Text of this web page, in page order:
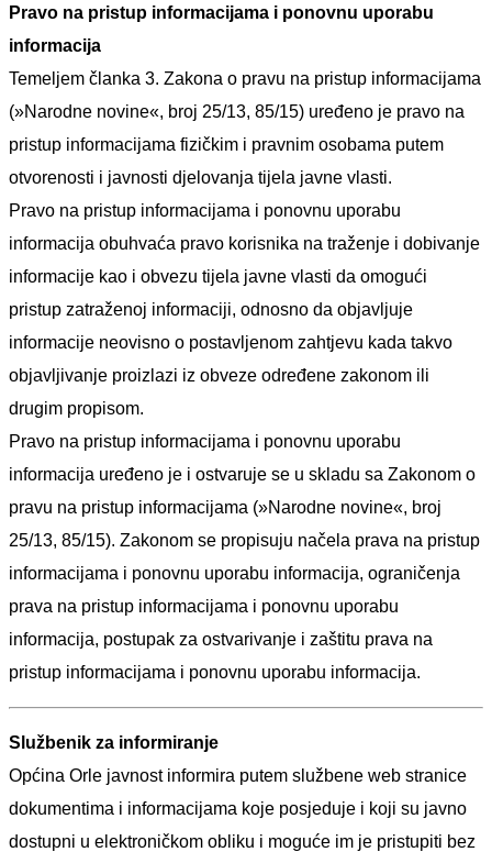
Pravo na pristup informacijama i ponovnu uporabu
informacija
Temeljem članka 3. Zakona o pravu na pristup informacijama
(»Narodne novine«, broj 25/13, 85/15) uređeno je pravo na
pristup informacijama fizičkim i pravnim osobama putem
otvorenosti i javnosti djelovanja tijela javne vlasti.
Pravo na pristup informacijama i ponovnu uporabu
informacija obuhvaća pravo korisnika na traženje i dobivanje
informacije kao i obvezu tijela javne vlasti da omogući
pristup zatraženoj informaciji, odnosno da objavljuje
informacije neovisno o postavljenom zahtjevu kada takvo
objavljivanje proizlazi iz obveze određene zakonom ili
drugim propisom.
Pravo na pristup informacijama i ponovnu uporabu
informacija uređeno je i ostvaruje se u skladu sa Zakonom o
pravu na pristup informacijama (»Narodne novine«, broj
25/13, 85/15). Zakonom se propisuju načela prava na pristup
informacijama i ponovnu uporabu informacija, ograničenja
prava na pristup informacijama i ponovnu uporabu
informacija, postupak za ostvarivanje i zaštitu prava na
pristup informacijama i ponovnu uporabu informacija.
Službenik za informiranje
Općina Orle javnost informira putem službene web stranice
dokumentima i informacijama koje posjeduje i koji su javno
dostupni u elektroničkom obliku i moguće im je pristupiti bez